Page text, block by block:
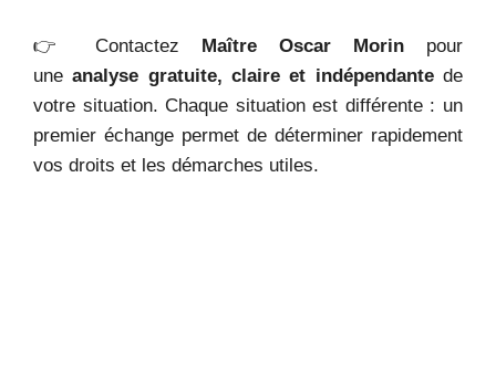
👉 Contactez Maître Oscar Morin pour
uneanalyse gratuite, claire et indépendantede
votre situation. Chaque situation est différente : un
premier échange permet de déterminer rapidement
vos droits et les démarches utiles.